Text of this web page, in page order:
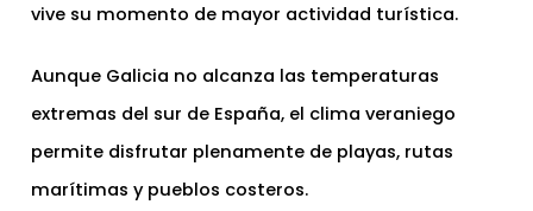
vive su momento de mayor actividad turística.
Aunque Galicia no alcanza las temperaturas
extremas del sur de España, el clima veraniego
permite disfrutar plenamente de playas, rutas
marítimas y pueblos costeros.